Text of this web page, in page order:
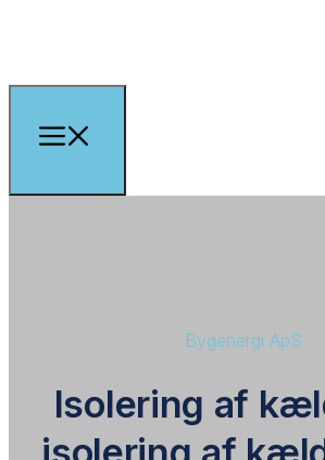
Bygenergi ApS
Isolering af